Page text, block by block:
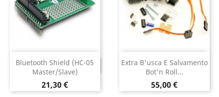
Bluetooth Shield (HC-05
Master/slave)
Preço
21,30 €
DESCONTINUADO
Extra B'usca E Salvamento
Bot'n Roll...
Preço
55,00 €